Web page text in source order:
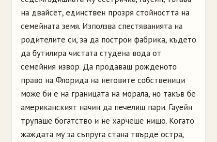
на двайсет, единствен прозря стойността на
семейната земя. Използва спестяванията на
родителите си, за да построи фабрика, където
да бутилира чистата студена вода от
семейния извор. Да продаваш рожденото
право на Флорида на неговите собственици
може би е на границата на морала, но такъв бе
американският начин да печелиш пари. Гауейн
трупаше богатство и не харчеше нищо. Когато
жаждата му за съпруга стана твърде остра,